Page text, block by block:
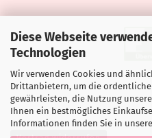
Diese Webseite
Technologien
Wir verwenden Cookies und
Drittanbietern, um die
gewährleisten, die Nutzung
Ihnen ein bestmögliches
Informationen finden Sie in